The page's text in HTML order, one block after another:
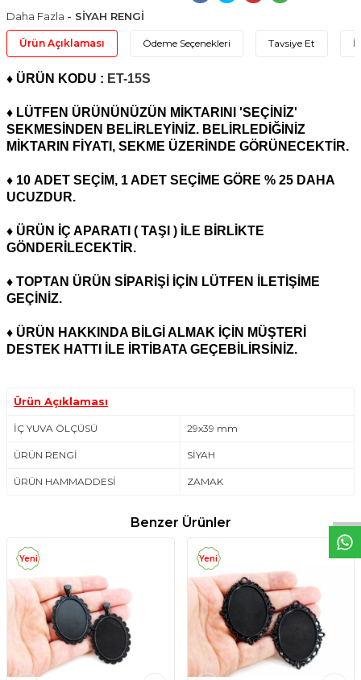
Daha Fazla - SİYAH RENGİ
Ürün Açıklaması Ödeme Seçenekleri Tavsiye Et
♦ ÜRÜN KODU : ET-15S
♦ LÜTFEN ÜRÜNÜNÜZÜN MİKTARINI 'SEÇİNİZ'
SEKMESİNDEN BELİRLEYİNİZ. BELİRLEDİĞİNİZ
MİKTARIN FİYATI, SEKME ÜZERİNDE GÖRÜNECEKTİR.
♦ 10 ADET SEÇİM, 1 ADET SEÇİME GÖRE % 25 DAHA
UCUZDUR.
♦ ÜRÜN İÇ APARATI ( TAŞI ) İLE BİRLİKTE
GÖNDERİLECEKTİR.
♦ TOPTAN ÜRÜN SİPARİŞİ İÇİN LÜTFEN İLETİŞİME
GEÇİNİZ.
♦ ÜRÜN HAKKINDA BİLGİ ALMAK İÇİN MÜŞTERİ
DESTEK HATTI İLE İRTİBATA GEÇEBİLİRSİNİZ.
Ürün Açıklaması
İÇ YUVA ÖLÇÜSÜ 29x39 mm
ÜRÜN RENGİ SİYAH
ÜRÜN HAMMADDESİ ZAMAK
Benzer Ürünler
Yeni Yeni